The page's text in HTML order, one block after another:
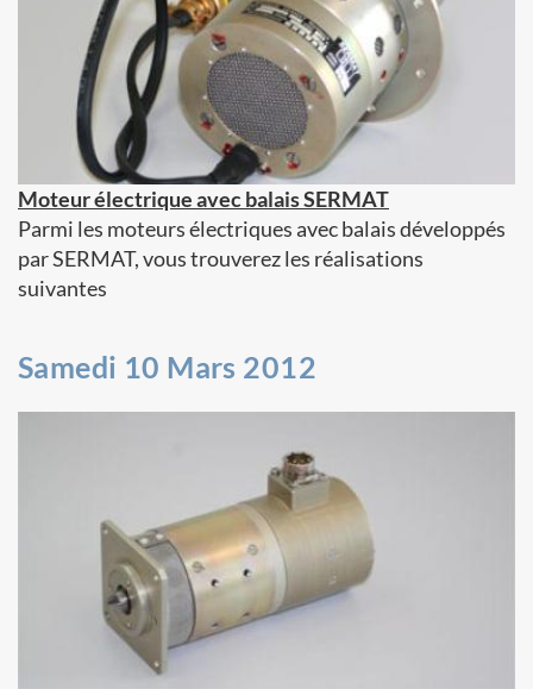
Moteur électrique avec balais SERMAT
Parmi les moteurs électriques avec balais développés
par SERMAT, vous trouverez les réalisations
suivantes
Samedi 10 Mars 2012